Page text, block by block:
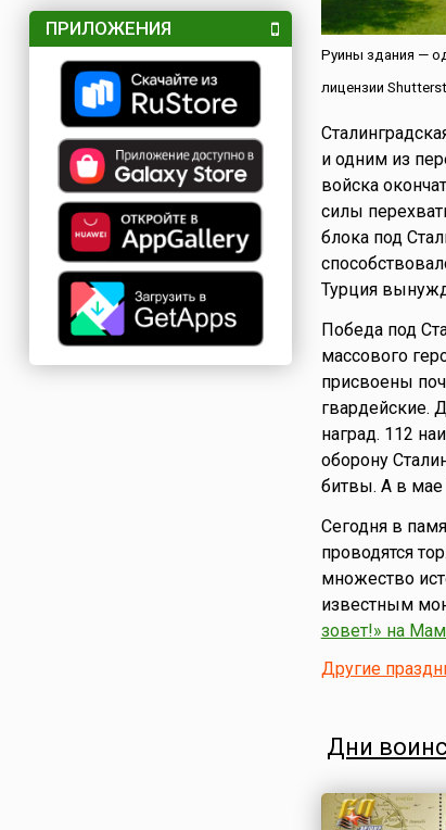
Куба
Кыргызстан
Лаос
Латвия
Ливан
Литва
Люксембург
Мадагаскар
Македония
Мексика
Молдова
Нигерия
Творческие
Учительские
Фестивали
Финансовые
Флотские
Экологические
Юридические
Языковые
ПРИЛОЖЕНИЯ
Руины здания —
лицензии
и одним из
войска
силы
блока под
Турция
Победа под
массового
присвоены
гвардейские.
наград. 112
оборону
битвы. А в мае
Сегодня в
проводятся
множество
известным
зовет!» на
Другие
Дни